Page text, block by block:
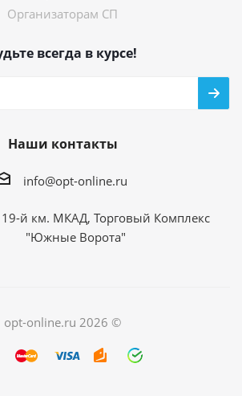
Организаторам СП
всегда в курсе!
Наши контакты
info@opt-online.ru
19-й км. МКАД, Торговый Комплекс
"Южные Ворота"
opt-online.ru 2026 ©